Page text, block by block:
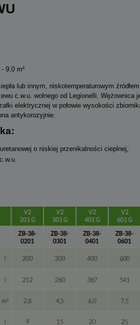
9,0 m²
lub innym, niskotemperaturowym
c.w.u. wolnego od Legionelli.
elektrycznej w połowie wysokości
antykorozyjnie.
o niskiej przenikalności cieplnej,